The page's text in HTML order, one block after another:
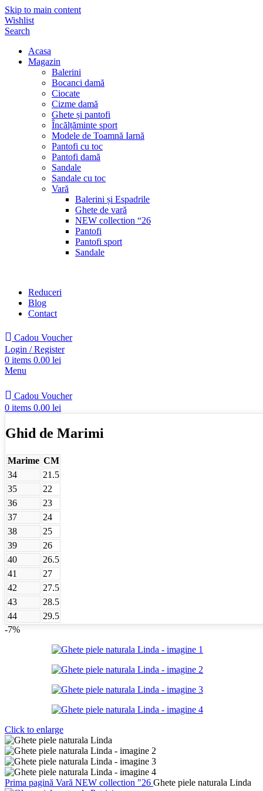
Skip to main content
Wishlist
Search
Acasa
Magazin
Balerini
Bocanci damă
Ciocate
Cizme damă
Ghete și pantofi
Încălțăminte sport
Modele de Toamnă Iarnă
Pantofi cu toc
Pantofi damă
Sandale
Sandale cu toc
Vară
Balerini și Espadrile
Ghete de vară
NEW collection “26
Pantofi
Pantofi sport
Sandale
Reduceri
Blog
Contact
Cadou Voucher
Login / Register
0 items 0.00 lei
Menu
Cadou Voucher
0 items 0.00 lei
Ghid de Marimi
Marime CM
34
21.5
35
22
36
23
37
24
38
25
39
26
40
26.5
41
27
42
27.5
43
28.5
44
29.5
-7%
Click to enlarge
Prima pagină Vară NEW collection "26 Ghete piele naturala Linda